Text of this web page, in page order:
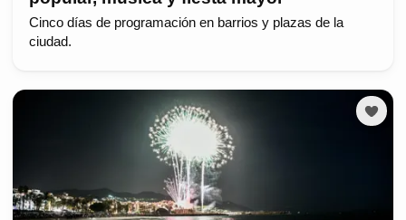
Cinco días de programación en barrios y plazas de la
ciudad.